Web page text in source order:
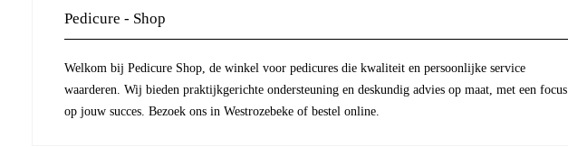
Pedicure - Shop
Welkom bij Pedicure Shop, de winkel voor pedicures die kwaliteit en persoonlijke service
waarderen. Wij bieden praktijkgerichte ondersteuning en deskundig advies op maat, met een focus
op jouw succes. Bezoek ons in Westrozebeke of bestel online.